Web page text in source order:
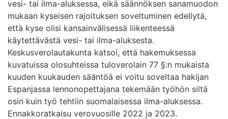
vesi- tai ilma-aluksessa, eikä säännöksen sanamuodon
mukaan kyseisen rajoituksen soveltuminen edellytä,
että kyse olisi kansainvälisessä liikenteessä
käytettävästä vesi- tai ilma-aluksesta.
Keskusverolautakunta katsoi, että hakemuksessa
kuvatuissa olosuhteissa tuloverolain 77 §:n mukaista
kuuden kuukauden sääntöä ei voitu soveltaa hakijan
Espanjassa lennonopettajana tekemään työhön siltä
osin kuin työ tehtiin suomalaisessa ilma-aluksessa.
Ennakkoratkaisu verovuosille 2022 ja 2023.